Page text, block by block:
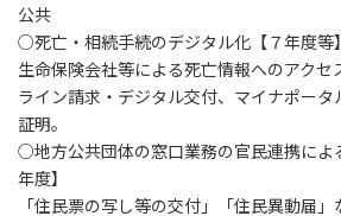
公共
○死亡・相続手続のデジタル化【７年度等】
生命保険会社等による死亡情報へのアクセ
ライン請求・デジタル交付、マイナポー
証明。
○地方公共団体の窓口業務の官民連携によ
年度】
「住民票の写し等の交付」「住民異動届